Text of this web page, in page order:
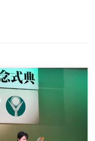
です。 だいぶご無沙汰
われま […]